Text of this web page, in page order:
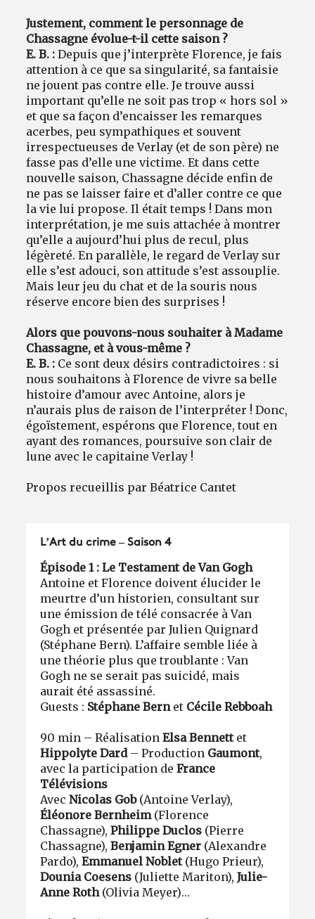
Justement, comment le personnage de
Chassagne évolue-t-il cette saison ?
E. B. : Depuis que j’interprète Florence, je fais
attention à ce que sa singularité, sa fantaisie
ne jouent pas contre elle. Je trouve aussi
important qu’elle ne soit pas trop « hors sol »
et que sa façon d’encaisser les remarques
acerbes, peu sympathiques et souvent
irrespectueuses de Verlay (et de son père) ne
fasse pas d’elle une victime. Et dans cette
nouvelle saison, Chassagne décide enfin de
ne pas se laisser faire et d’aller contre ce que
la vie lui propose. Il était temps ! Dans mon
interprétation, je me suis attachée à montrer
qu’elle a aujourd’hui plus de recul, plus
légèreté. En parallèle, le regard de Verlay sur
elle s’est adouci, son attitude s’est assouplie.
Mais leur jeu du chat et de la souris nous
réserve encore bien des surprises !
Alors que pouvons-nous souhaiter à Madame
Chassagne, et à vous-même ?
E. B. : Ce sont deux désirs contradictoires : si
nous souhaitons à Florence de vivre sa belle
histoire d’amour avec Antoine, alors je
n’aurais plus de raison de l’interpréter ! Donc,
égoïstement, espérons que Florence, tout en
ayant des romances, poursuive son clair de
lune avec le capitaine Verlay !
Propos recueillis par Béatrice Cantet
L’Art du crime – Saison 4
Épisode 1 : Le Testament de Van Gogh
Antoine et Florence doivent élucider le
meurtre d’un historien, consultant sur
une émission de télé consacrée à Van
Gogh et présentée par Julien Quignard
(Stéphane Bern). L’affaire semble liée à
une théorie plus que troublante : Van
Gogh ne se serait pas suicidé, mais
aurait été assassiné.
Guests : Stéphane Bernet Cécile Rebboah
90 min – RéalisationElsa Bennettet
Hippolyte Dard– Production Gaumont,
avec la participation de France
Télévisions
AvecNicolas Gob(Antoine Verlay),
Éléonore Bernheim(Florence
Chassagne),Philippe Duclos (Pierre
Chassagne),Benjamin Egner (Alexandre
Pardo),Emmanuel Noblet(Hugo Prieur),
Dounia Coesens (Juliette Mariton),Julie-
Anne Roth(Olivia Meyer)…